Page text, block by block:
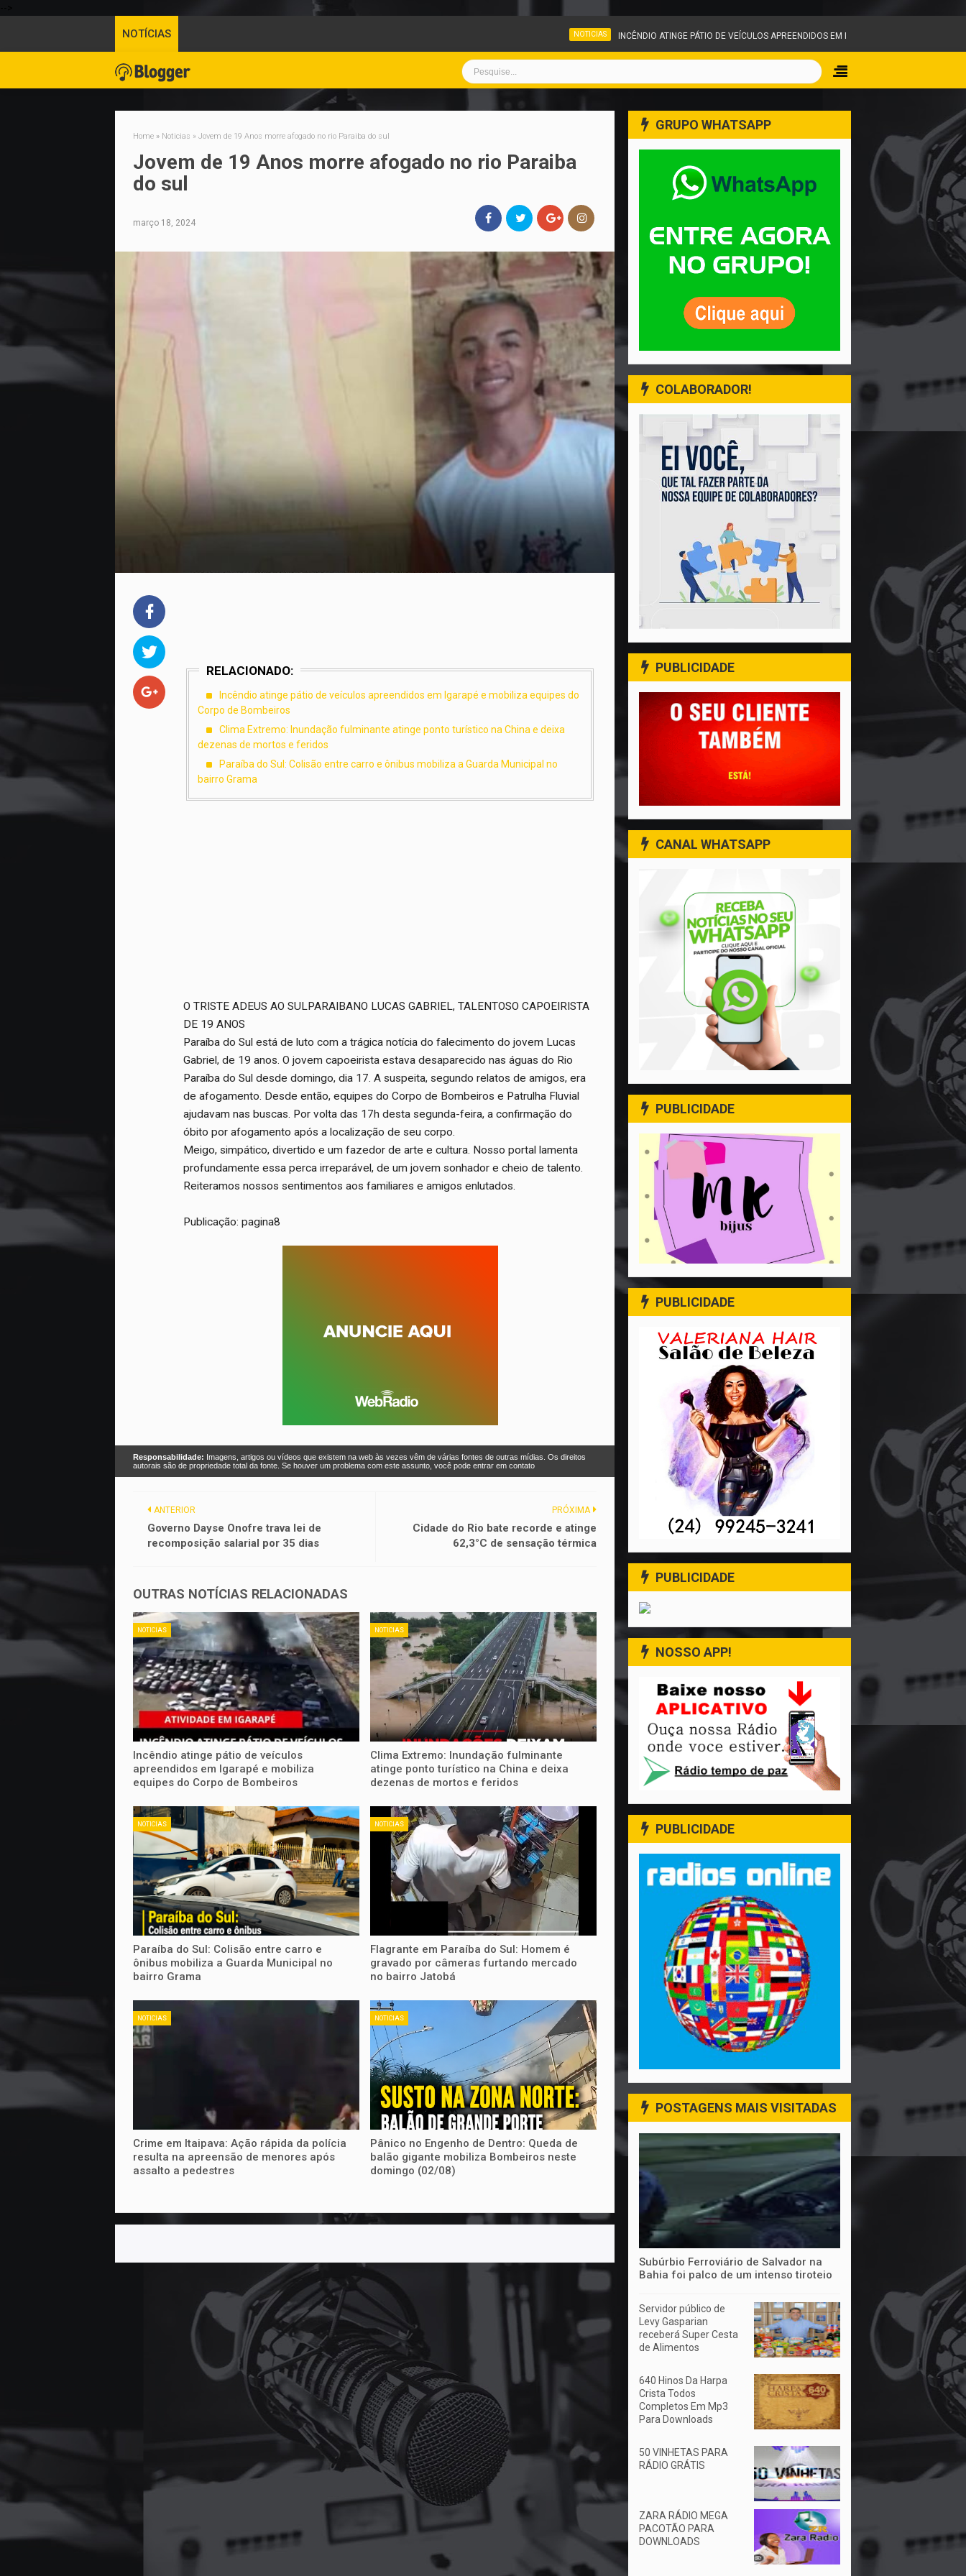
NOTÍCIAS INCÊNDIO ATINGE PÁTIO DE VEÍCULOS APREENDIDOS EM IGARAPÉ E MOBILIZA EQUIPES DO CORPO DE
Home » Noticias » Jovem de 19 Anos morre afogado no rio Paraiba do sul
Jovem de 19 Anos morre afogado no rio Paraiba
do sul
março 18, 2024
RELACIONADO:
Incêndio atinge pátio de veículos apreendidos em Igarapé e mobiliza equipes do
Corpo de Bombeiros
Clima Extremo: Inundação fulminante atinge ponto turístico na China e deixa
dezenas de mortos e feridos
Paraíba do Sul: Colisão entre carro e ônibus mobiliza a Guarda Municipal no
bairro Grama
O TRISTE ADEUS AO SULPARAIBANO LUCAS GABRIEL, TALENTOSO CAPOEIRISTA
DE 19 ANOS
Paraíba do Sul está de luto com a trágica notícia do falecimento do jovem Lucas
Gabriel, de 19 anos. O jovem capoeirista estava desaparecido nas águas do Rio
Paraíba do Sul desde domingo, dia 17. A suspeita, segundo relatos de amigos, era
de afogamento. Desde então, equipes do Corpo de Bombeiros e Patrulha Fluvial
ajudavam nas buscas. Por volta das 17h desta segunda-feira, a confirmação do
óbito por afogamento após a localização de seu corpo.
Meigo, simpático, divertido e um fazedor de arte e cultura. Nosso portal lamenta
profundamente essa perca irreparável, de um jovem sonhador e cheio de talento.
Reiteramos nossos sentimentos aos familiares e amigos enlutados.
Publicação: pagina8
Responsabilidade: Imagens, artigos ou vídeos que existem na web às vezes vêm de várias fontes de outras mídias. Os direitos
autorais são de propriedade total da fonte. Se houver um problema com este assunto, você pode entrar em contato
PRÓXIMA
Cidade do Rio bate recorde e atinge
62,3°C de sensação térmica
ANTERIOR
Governo Dayse Onofre trava lei de
recomposição salarial por 35 dias
OUTRAS NOTÍCIAS RELACIONADAS
NOTICIAS
Incêndio atinge pátio de veículos
apreendidos em Igarapé e mobiliza
equipes do Corpo de Bombeiros
NOTICIAS
Clima Extremo: Inundação fulminante
atinge ponto turístico na China e deixa
dezenas de mortos e feridos
NOTICIAS
Paraíba do Sul: Colisão entre carro e
ônibus mobiliza a Guarda Municipal no
bairro Grama
NOTICIAS
Flagrante em Paraíba do Sul: Homem é
gravado por câmeras furtando mercado
no bairro Jatobá
NOTICIAS
Crime em Itaipava: Ação rápida da polícia
resulta na apreensão de menores após
assalto a pedestres
NOTICIAS
Pânico no Engenho de Dentro: Queda de
balão gigante mobiliza Bombeiros neste
domingo (02/08)
GRUPO WHATSAPP
COLABORADOR!
PUBLICIDADE
CANAL WHATSAPP
PUBLICIDADE
PUBLICIDADE
PUBLICIDADE
NOSSO APP!
PUBLICIDADE
POSTAGENS MAIS VISITADAS
Subúrbio Ferroviário de Salvador na
Bahia foi palco de um intenso tiroteio
Servidor público de
Levy Gasparian
receberá Super Cesta
de Alimentos
640 Hinos Da Harpa
Crista Todos
Completos Em Mp3
Para Downloads
50 VINHETAS PARA
RÁDIO GRÁTIS
ZARA RÁDIO MEGA
PACOTÃO PARA
DOWNLOADS